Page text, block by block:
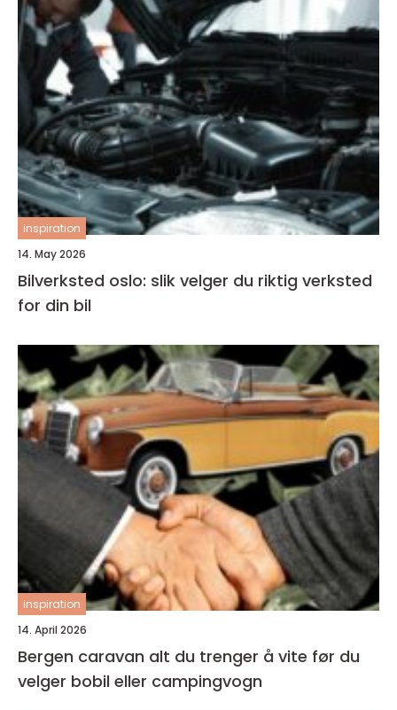
inspiration
14. May 2026
Bilverksted oslo: slik velger du riktig verksted
for din bil
inspiration
14. April 2026
Bergen caravan alt du trenger å vite før du
velger bobil eller campingvogn